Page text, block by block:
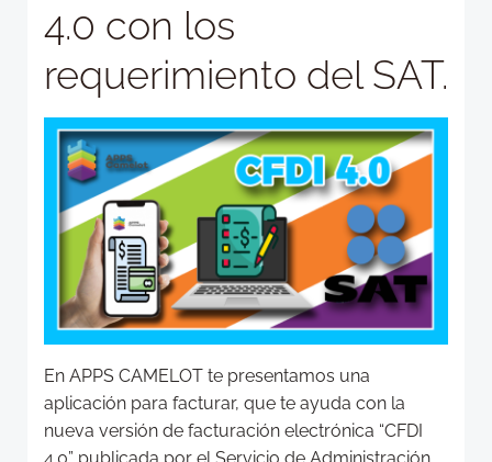
4.0 con los
requerimiento del SAT.
En APPS CAMELOT te presentamos una
aplicación para facturar, que te ayuda con la
nueva versión de facturación electrónica “CFDI
4.0” publicada por el Servicio de Administración